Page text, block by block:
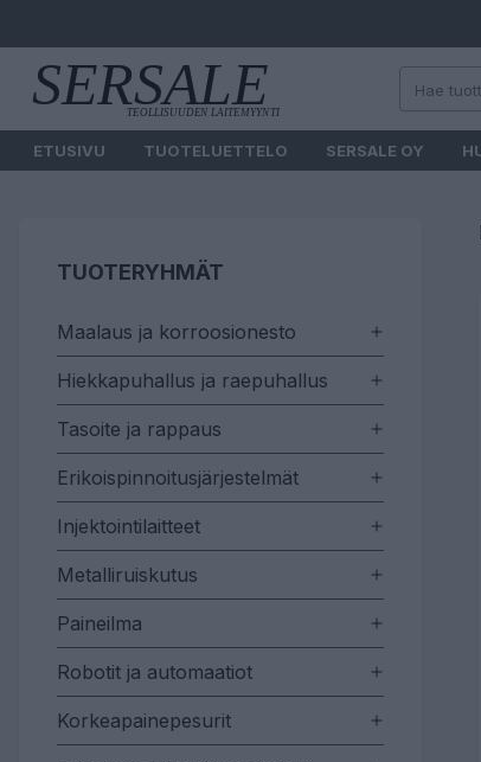
ETUSIVU TUOTELUETTELO SERSALE OY
TUOTERYHMÄT
Maalaus ja korroosionesto
Hiekkapuhallus ja raepuhallus
Tasoite ja rappaus
Erikoispinnoitusjärjestelmät
Injektointilaitteet
Metalliruiskutus
Paineilma
Robotit ja automaatiot
Korkeapainepesurit